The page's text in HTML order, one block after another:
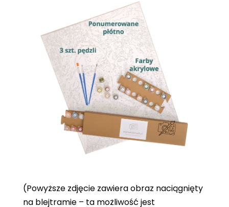
(Powyższe zdjęcie zawiera obraz naciągnięty
na blejtramie – ta możliwość jest